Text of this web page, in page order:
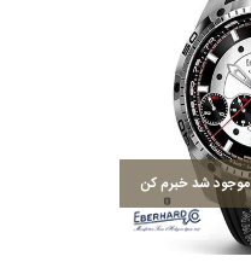
موجود شد خبرم کن